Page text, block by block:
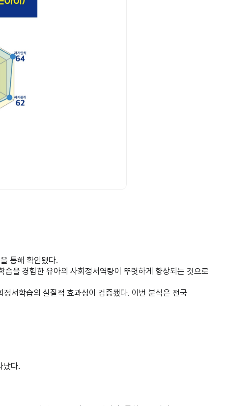
통해 확인됐다.
을 경험한 유아의 사회정서역량이 뚜렷하게 향상되는 것으로
서학습의 실질적 효과성이 검증됐다. 이번 분석은 전국
났다.